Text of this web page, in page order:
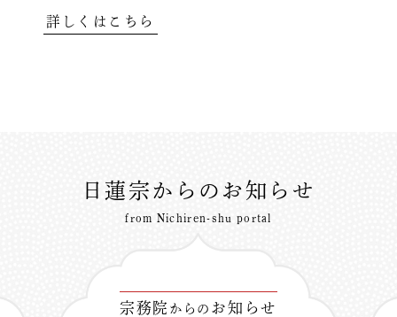
詳しくはこちら
日蓮宗からのお知らせ
from Nichiren-shu portal
宗務院 からの お知らせ